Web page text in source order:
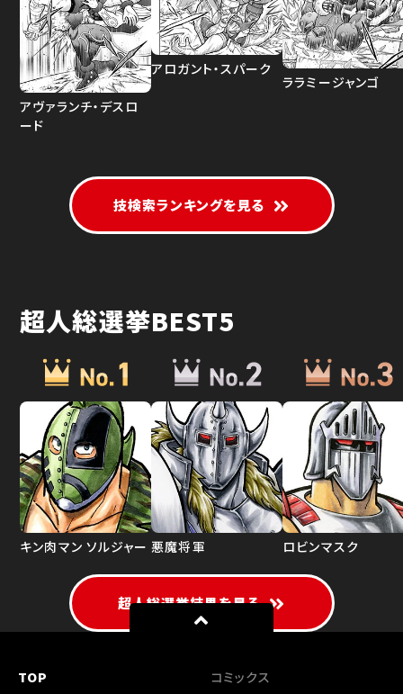
アヴァランチ・デスロ
ード
アロガント・スパーク
ララミージャンゴ
技検索ランキングを見る
超人総選挙BEST5
キン肉マン ソルジャー 悪魔将軍 ロビンマスク
超人総選挙結果を見る
TOP
コミックス